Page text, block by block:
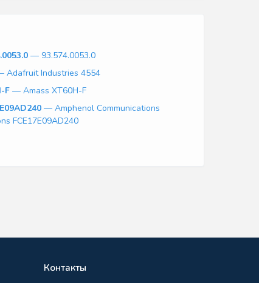
— 93.574.0053.0
Industries 4554
F — Amass XT60H-F
— Amphenol Communications
FCE17E09AD240
Контакты